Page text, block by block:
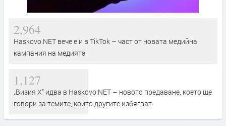
2,964
Haskovo.NET вече е и в TikTok – част от новата медийна
кампания на медията
1,127
„Визия Х“ идва в Haskovo.NET – новото предаване, което ще
говори за темите, които другите избягват